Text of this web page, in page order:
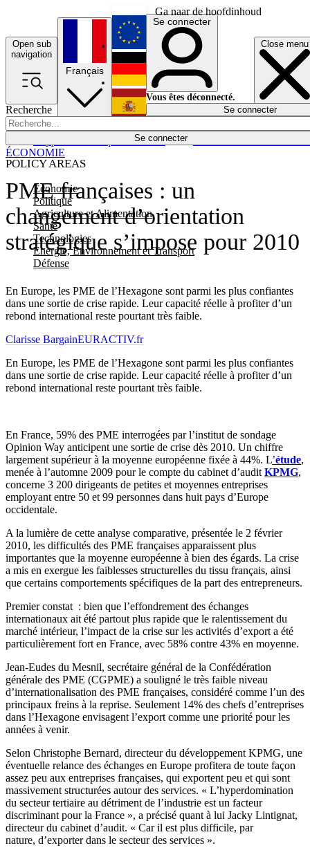
Ga naar de hoofdinhoud
Open sub
navigation
Close menu
Recherche
Se connecter
POLICY AREAS
Economie
Politique
Agriculture et Alimentation
Santé
Technologies
Energie, Environnement et Transport
Défense
Économie
Français
English
Deutsch
Español
Se connecter
Vous êtes déconnecté.
Se connecter
PME françaises : un
changement d’orientation
stratégique s’impose pour 2010
En Europe, les PME de l’Hexagone sont parmi les plus confiantes
dans une sortie de crise rapide. Leur capacité réelle à profiter d’un
rebond international reste pourtant très faible.
ÉCONOMIE
Clarisse BargainEURACTIV.fr
En Europe, les PME de l’Hexagone sont parmi les plus confiantes
dans une sortie de crise rapide. Leur capacité réelle à profiter d’un
rebond international reste pourtant très faible.
En France, 59% des PME interrogées par l’institut de sondage
Opinion Way anticipent une sortie de crise dès 2010. Un chiffre
largement supérieur à la moyenne européenne fixée à 44%. L’étude,
menée à l’automne 2009 pour le compte du cabinet d’audit KPMG,
concerne 3 200 dirigeants de petites et moyennes entreprises
employant entre 50 et 99 personnes dans huit pays d’Europe
occidentale.
A la lumière de cette analyse comparative, présentée le 2 février
2010, les difficultés des PME françaises apparaissent plus
importantes que la moyenne européenne à bien des égards. La crise
a mis en exergue les faiblesses structurelles du tissu français, ainsi
que certains comportements spécifiques de la part des entrepreneurs.
Premier constat : bien que l’effondrement des échanges
internationaux ait été partout plus rapide que le ralentissement du
marché intérieur, l’impact de la crise sur les activités d’export a été
particulièrement fort en France, avec 58% contre 43% en moyenne.
Jean-Eudes du Mesnil, secrétaire général de la Confédération
générale des PME (CGPME) a souligné le très faible niveau
d’internationalisation des PME françaises, considéré comme l’un des
principaux freins à la reprise. Seulement 14% des chefs d’entreprises
dans l’Hexagone envisagent l’export comme une priorité pour les
années à venir.
Selon Christophe Bernard, directeur du développement KPMG, une
éventuelle relance des échanges en Europe profitera de toute façon
assez peu aux entreprises françaises, qui exportent peu et qui sont
massivement structurées autour des services. « L’hyperdomination
du secteur tertiaire au détriment de l’industrie est un facteur
discriminant pour la France », a précisé quant à lui Jacky Lintignat,
directeur du cabinet d’audit. « Car il est plus difficile, par
nature, d’exporter dans le secteur des services ».